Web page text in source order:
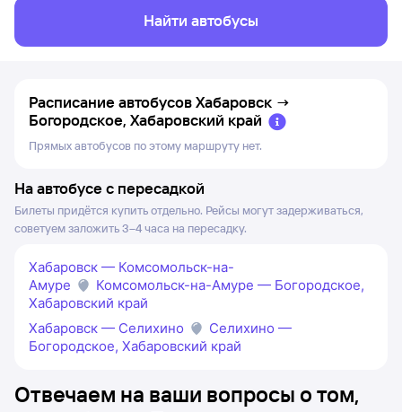
Найти автобусы
Расписание автобусовХабаровск →
Богородское, Хабаровский край
Прямых автобусов по этому маршруту нет.
На автобусе с пересадкой
Билеты придётся купить отдельно. Рейсы могут задерживаться,
советуем заложить 3–4 часа на пересадку.
Хабаровск — Комсомольск-на-
Амуре
Комсомольск-на-Амуре — Богородское,
Хабаровский край
Хабаровск — Селихино
Селихино —
Богородское, Хабаровский край
Отвечаем на ваши вопросы о том,